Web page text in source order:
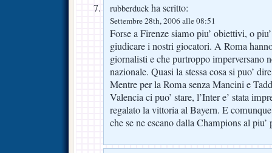
rubberduck ha scritto:
Settembre 28th, 2006 alle 08:51
Forse a Firenze siamo piu’ obiettivi, o
giudicare i nostri giocatori. A Roma
giornalisti e che purtroppo imperversano
nazionale. Quasi la stessa cosa si puo’
Mentre per la Roma senza Mancini e
Valencia ci puo’ stare, l’Inter e’ stata
regalato la vittoria al Bayern. E
che se ne escano dalla Champions al piu’